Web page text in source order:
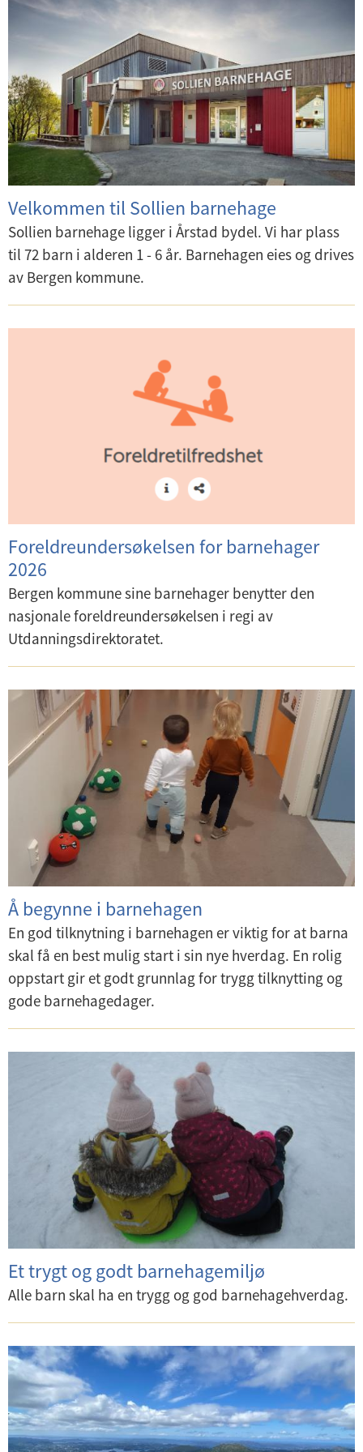
Velkommen til Sollien barnehage
Sollien barnehage ligger i Årstad bydel. Vi har plass
til 72 barn i alderen 1 - 6 år. Barnehagen eies og drives
av Bergen kommune.
Foreldreundersøkelsen for barnehager
2026
Bergen kommune sine barnehager benytter den
nasjonale foreldreundersøkelsen i regi av
Utdanningsdirektoratet.
Å begynne i barnehagen
En god tilknytning i barnehagen er viktig for at barna
skal få en best mulig start i sin nye hverdag. En rolig
oppstart gir et godt grunnlag for trygg tilknytting og
gode barnehagedager.
Et trygt og godt barnehagemiljø
Alle barn skal ha en trygg og god barnehagehverdag.